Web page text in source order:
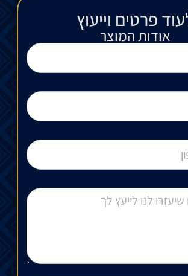
פרטים וייעוץ​
אודות המוצר